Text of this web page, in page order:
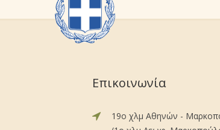
Επικοινωνία
19ο χλμ Αθηνών -